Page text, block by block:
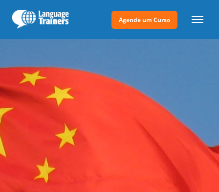
Agende um Curso